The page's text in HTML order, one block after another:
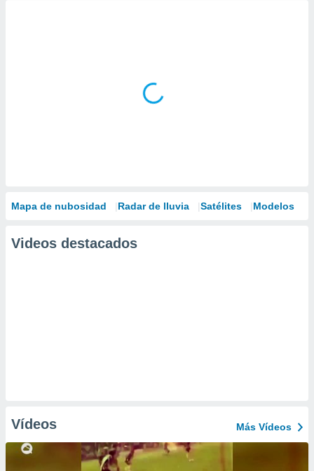
Mapa de nubosidad Radar de lluvia Satélites Modelos
Videos destacados
Vídeos Más Vídeos